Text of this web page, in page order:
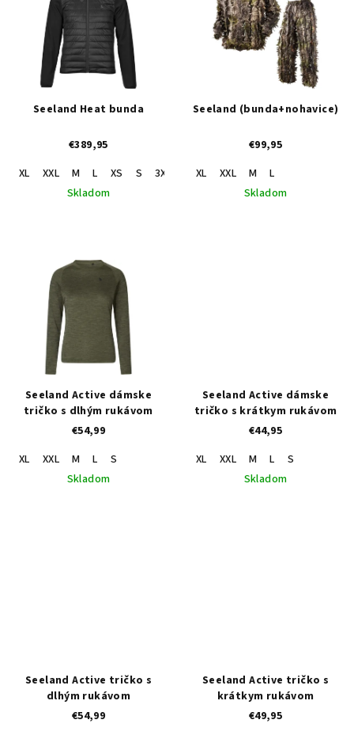
Seeland Heat bunda
€389,95
XL
XXL M L XS S 3XL
4XL
Skladom
Seeland (bunda+nohavice)
€99,95
XL
XXL M
L
Skladom
Seeland Active dámske
tričko s dlhým rukávom
€54,99
XL
XXL M L
S
Skladom
Seeland Active dámske
tričko s krátkym rukávom
€44,95
XL
XXL M L
S
Skladom
Seeland Active tričko s
dlhým rukávom
€54,99
Seeland Active tričko s
krátkym rukávom
€49,95